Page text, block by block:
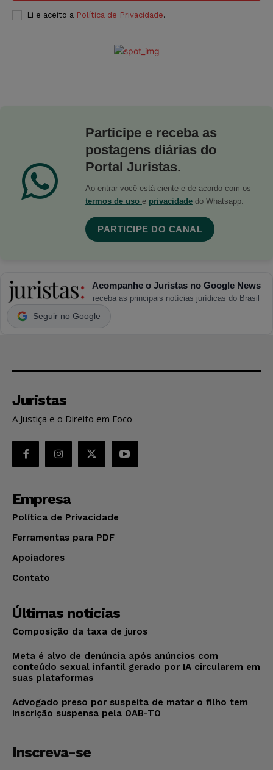
Li e aceito a Política de Privacidade.
Participe e receba as
postagens diárias do
Portal Juristas.
Ao entrar você está ciente e de acordo com os
termos de uso e privacidade do Whatsapp.
PARTICIPE DO CANAL
Acompanhe o Juristas no Google News
receba as principais notícias jurídicas do Brasil
Seguir no Google
Juristas
A Justiça e o Direito em Foco
Empresa
Política de Privacidade
Ferramentas para PDF
Apoiadores
Contato
Últimas notícias
Composição da taxa de juros
Meta é alvo de denúncia após anúncios com
conteúdo sexual infantil gerado por IA circularem em
suas plataformas
Advogado preso por suspeita de matar o filho tem
inscrição suspensa pela OAB-TO
Inscreva-se